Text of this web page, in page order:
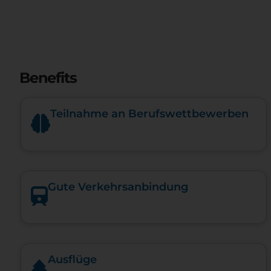
Benefits
Teilnahme an Berufswettbewerben
Gute Verkehrsanbindung
Ausflüge